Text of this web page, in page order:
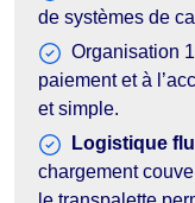
de systèmes de
Organisation
paiement et à
et simple.
Logistique
chargement